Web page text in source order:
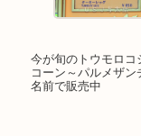
今が旬のトウモロコ
コーン～パルメザン
名前で販売中